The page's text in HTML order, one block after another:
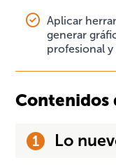
Aplicar
generar
profesional y
Contenidos
Lo